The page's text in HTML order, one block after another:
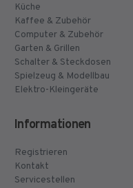
Küche
Kaffee & Zubehör
Computer & Zubehör
Garten & Grillen
Schalter & Steckdosen
Spielzeug & Modellbau
Elektro-Kleingeräte
Informationen
Registrieren
Kontakt
Servicestellen